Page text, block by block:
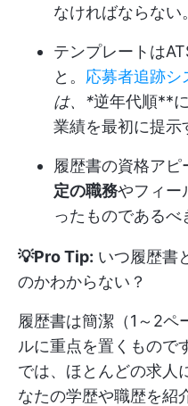
なければならない。
テンプレートは
と。 応募者追跡シ
は、*逆年代順**
業績を最初に提示
履歴書の資格アピ
定の職務やフィー
ったものであるべ
💡Pro Tip: いつ履歴書
のかわからない？
履歴書は簡潔（1～2ペ
ルに重点を置くもので
では、ほとんどの求人
なたの学歴や職歴を紹